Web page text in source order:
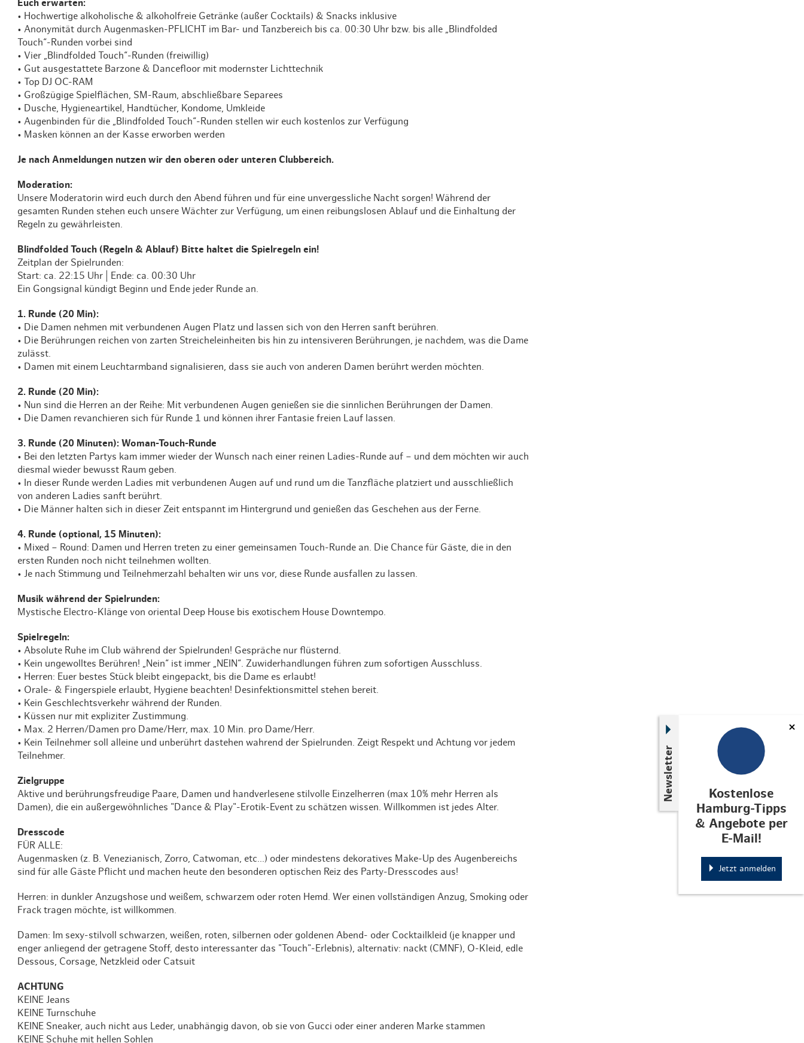
Newsletter
Kostenlose
Hamburg-Tipps
& Angebote per
E-Mail!
Jetzt anmelden
Euch erwarten:
• Hochwertige alkoholische & alkoholfreie Getränke (außer Cocktails) & Snacks inklusive
• Anonymität durch Augenmasken-PFLICHT im Bar- und Tanzbereich bis ca. 00:30 Uhr bzw. bis alle „Blindfolded
Touch“-Runden vorbei sind
• Vier „Blindfolded Touch“-Runden (freiwillig)
• Gut ausgestattete Barzone & Dancefloor mit modernster Lichttechnik
• Top DJ OC-RAM
• Großzügige Spielflächen, SM-Raum, abschließbare Separees
• Dusche, Hygieneartikel, Handtücher, Kondome, Umkleide
• Augenbinden für die „Blindfolded Touch“-Runden stellen wir euch kostenlos zur Verfügung
• Masken können an der Kasse erworben werden
Je nach Anmeldungen nutzen wir den oberen oder unteren Clubbereich.
Moderation:
Unsere Moderatorin wird euch durch den Abend führen und für eine unvergessliche Nacht sorgen! Während der
gesamten Runden stehen euch unsere Wächter zur Verfügung, um einen reibungslosen Ablauf und die Einhaltung der
Regeln zu gewährleisten.
Blindfolded Touch (Regeln & Ablauf) Bitte haltet die Spielregeln ein!
Zeitplan der Spielrunden:
Start: ca. 22:15 Uhr | Ende: ca. 00:30 Uhr
Ein Gongsignal kündigt Beginn und Ende jeder Runde an.
1. Runde (20 Min):
• Die Damen nehmen mit verbundenen Augen Platz und lassen sich von den Herren sanft berühren.
• Die Berührungen reichen von zarten Streicheleinheiten bis hin zu intensiveren Berührungen, je nachdem, was die Dame
zulässt.
• Damen mit einem Leuchtarmband signalisieren, dass sie auch von anderen Damen berührt werden möchten.
2. Runde (20 Min):
• Nun sind die Herren an der Reihe: Mit verbundenen Augen genießen sie die sinnlichen Berührungen der Damen.
• Die Damen revanchieren sich für Runde 1 und können ihrer Fantasie freien Lauf lassen.
3. Runde (20 Minuten): Woman-Touch-Runde
• Bei den letzten Partys kam immer wieder der Wunsch nach einer reinen Ladies-Runde auf – und dem möchten wir auch
diesmal wieder bewusst Raum geben.
• In dieser Runde werden Ladies mit verbundenen Augen auf und rund um die Tanzfläche platziert und ausschließlich
von anderen Ladies sanft berührt.
• Die Männer halten sich in dieser Zeit entspannt im Hintergrund und genießen das Geschehen aus der Ferne.
4. Runde (optional, 15 Minuten):
• Mixed – Round: Damen und Herren treten zu einer gemeinsamen Touch-Runde an. Die Chance für Gäste, die in den
ersten Runden noch nicht teilnehmen wollten.
• Je nach Stimmung und Teilnehmerzahl behalten wir uns vor, diese Runde ausfallen zu lassen.
Musik während der Spielrunden:
Mystische Electro-Klänge von oriental Deep House bis exotischem House Downtempo.
Spielregeln:
• Absolute Ruhe im Club während der Spielrunden! Gespräche nur flüsternd.
• Kein ungewolltes Berühren! „Nein“ ist immer „NEIN“. Zuwiderhandlungen führen zum sofortigen Ausschluss.
• Herren: Euer bestes Stück bleibt eingepackt, bis die Dame es erlaubt!
• Orale- & Fingerspiele erlaubt, Hygiene beachten! Desinfektionsmittel stehen bereit.
• Kein Geschlechtsverkehr während der Runden.
• Küssen nur mit expliziter Zustimmung.
• Max. 2 Herren/Damen pro Dame/Herr, max. 10 Min. pro Dame/Herr.
• Kein Teilnehmer soll alleine und unberührt dastehen wahrend der Spielrunden. Zeigt Respekt und Achtung vor jedem
Teilnehmer.
Zielgruppe
Aktive und berührungsfreudige Paare, Damen und handverlesene stilvolle Einzelherren (max 10% mehr Herren als
Damen), die ein außergewöhnliches "Dance & Play"-Erotik-Event zu schätzen wissen. Willkommen ist jedes Alter.
Dresscode
FÜR ALLE:
Augenmasken (z. B. Venezianisch, Zorro, Catwoman, etc...) oder mindestens dekoratives Make-Up des Augenbereichs
sind für alle Gäste Pflicht und machen heute den besonderen optischen Reiz des Party-Dresscodes aus!
Herren: in dunkler Anzugshose und weißem, schwarzem oder roten Hemd. Wer einen vollständigen Anzug, Smoking oder
Frack tragen möchte, ist willkommen.
Damen: Im sexy-stilvoll schwarzen, weißen, roten, silbernen oder goldenen Abend- oder Cocktailkleid (je knapper und
enger anliegend der getragene Stoff, desto interessanter das "Touch"-Erlebnis), alternativ: nackt (CMNF), O-Kleid, edle
Dessous, Corsage, Netzkleid oder Catsuit
ACHTUNG
KEINE Jeans
KEINE Turnschuhe
KEINE Sneaker, auch nicht aus Leder, unabhängig davon, ob sie von Gucci oder einer anderen Marke stammen
KEINE Schuhe mit hellen Sohlen